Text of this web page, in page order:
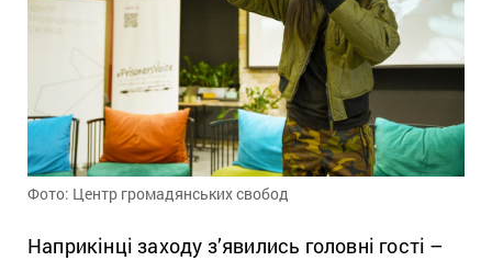
Фото: Центр громадянських свобод
Наприкінці заходу з’явились головні гості –